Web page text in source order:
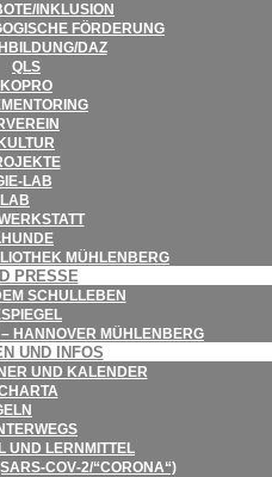
​​INKLUSION
FÖRDERUNG
​​DAZ
QLS
KOPRO
LAB
MÜHLENBERG
PRESSE
SCHULLEBEN
HAN­NO­VER MÜHLENBERG
UND INFOS
UND KALENDER
UND LERNMITTEL
COV‑2/“CORONA“)